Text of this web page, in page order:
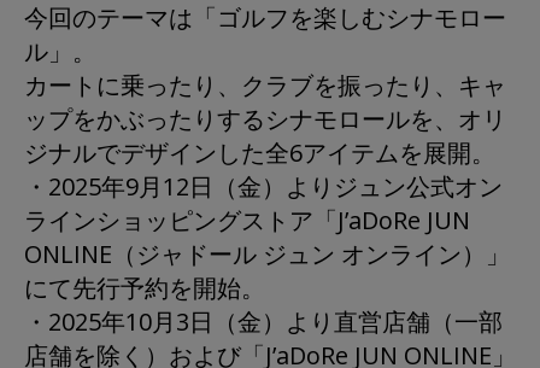
今回のテーマは「ゴルフを楽しむシナモロー
ル」。
カートに乗ったり、クラブを振ったり、キャ
ップをかぶったりするシナモロールを、オリ
ジナルでデザインした全6アイテムを展開。
・2025年9月12日（金）よりジュン公式オン
ラインショッピングストア「J’aDoRe JUN
ONLINE（ジャドール ジュン オンライン）」
にて先行予約を開始。
・2025年10月3日（金）より直営店舗（一部
店舗を除く）および「J’aDoRe JUN ONLINE」